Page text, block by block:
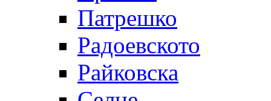
Патрешко
Радоевското
Райковска